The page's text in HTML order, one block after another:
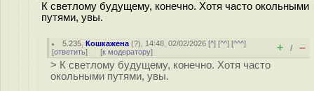
К светлому будущему, конечно. Хотя часто окольными
путями, увы.
5.235 ,Кошкажена (?), 14:48, 02/02/2026 [^] [^^] [^^^]
[ответить] [к модератору] + / –
> К светлому будущему, конечно. Хотя часто
окольными путями, увы.